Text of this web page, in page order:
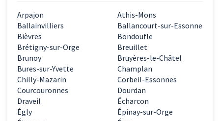
Arpajon
Athis-Mons
Ballainvilliers
Ballancourt-sur-Essonne
Bièvres
Bondoufle
Brétigny-sur-Orge
Breuillet
Brunoy
Bruyères-le-Châtel
Bures-sur-Yvette
Champlan
Chilly-Mazarin
Corbeil-Essonnes
Courcouronnes
Dourdan
Draveil
Écharcon
Égly
Épinay-sur-Orge